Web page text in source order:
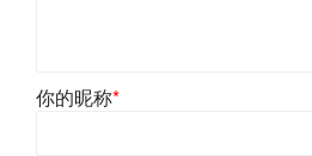
你的昵称*